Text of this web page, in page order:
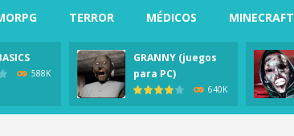
TERROR MÉDICOS MINECRAFT
588K
GRANNY (juegos
para PC)
640K